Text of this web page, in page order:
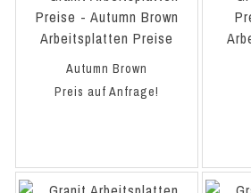
Autumn Brown
Preis auf Anfrage!